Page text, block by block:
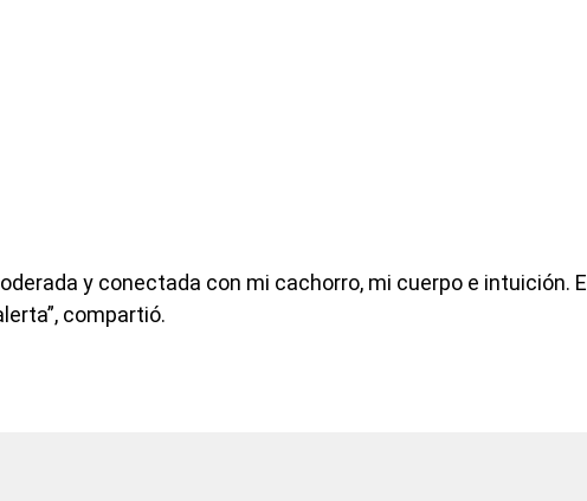
y conectada con mi cachorro, mi cuerpo e intuición. El
compartió.